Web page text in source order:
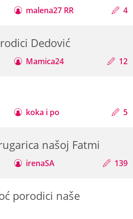
malena27 RR 4
Dedović
Mamica24 12
koka i po 5
našoj Fatmi
irenaSA 139
porodici naše